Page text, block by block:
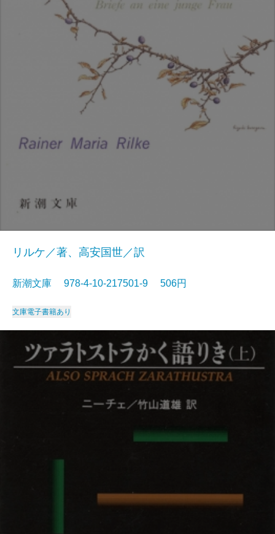
リルケ／著、高安国世／訳
新潮文庫 978-4-10-217501-9 506円
文庫電子書籍あり